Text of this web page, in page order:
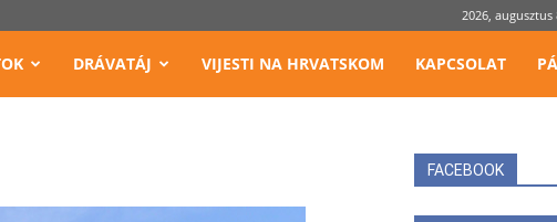
2026,
DRÁVATÁJ VIJESTI NA HRVATSKOM KAPCSOLAT
FACEBOOK